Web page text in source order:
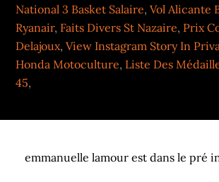
National 3 Basket Salaire,Vol Alicante
Ryanair, Faits Divers St Nazaire, Prix
Delajoux,View Instagram Story In
Honda Motoculture, Liste Des
45,
emmanuelle lamour est dans le pré